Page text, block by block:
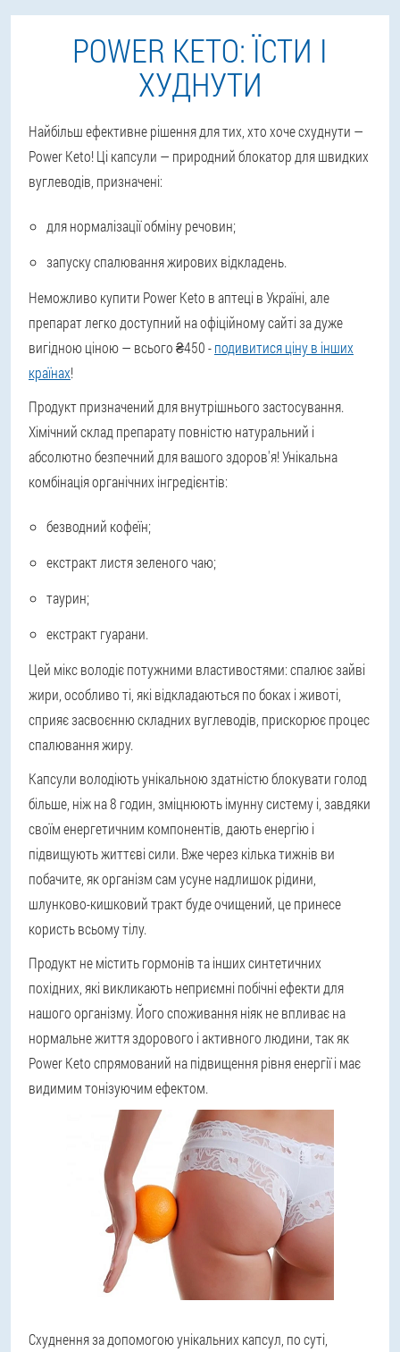
POWER KETO: ЇСТИ І
ХУДНУТИ
Найбільш ефективне рішення для тих, хто хоче схуднути —
Power Keto! Ці капсули — природний блокатор для швидких
вуглеводів , призначені:
для нормалізації обміну речовин;
запуску спалювання жирових відкладень.
Неможливо купити Power Keto в аптеці в Україні, але
препарат легко доступний на офіційному сайті за дуже
вигідною ціною — всього ₴450 -подивитися ціну в інших
країнах!
Продукт призначений для внутрішнього застосування.
Хімічний склад препарату повністю натуральний і
абсолютно безпечний для вашого здоров'я! Унікальна
комбінація органічних інгредієнтів:
безводний кофеїн;
екстракт листя зеленого чаю;
таурин;
екстракт гуарани.
Цей мікс володіє потужними властивостями: спалює зайві
жири, особливо ті, які відкладаються по боках і животі,
сприяє засвоєнню складних вуглеводів, прискорює процес
спалювання жиру.
Капсули володіють унікальною здатністю блокувати голод
більше, ніж на 8 годин, зміцнюють імунну систему і, завдяки
своїм енергетичним компонентів, дають енергію і
підвищують життєві сили. Вже через кілька тижнів ви
побачите, як організм сам усуне надлишок рідини,
шлунково-кишковий тракт буде очищений, це принесе
користь всьому тілу.
Продукт не містить гормонів та інших синтетичних
похідних, які викликають неприємні побічні ефекти для
нашого організму. Його споживання ніяк не впливає на
нормальне життя здорового і активного людини, так як
Power Keto спрямований на підвищення рівня енергії і має
видимим тонізуючим ефектом.
Схуднення за допомогою унікальних капсул, по суті,